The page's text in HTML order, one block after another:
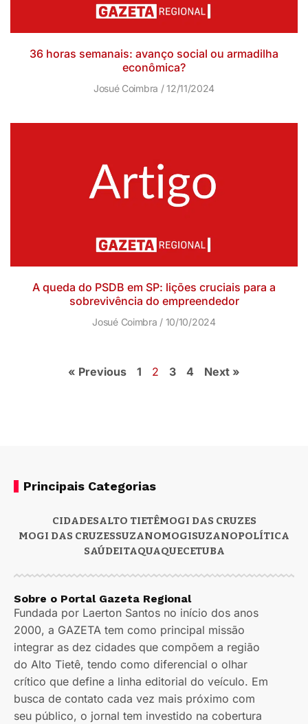
36 horas semanais: avanço social ou armadilha
econômica?
Josué Coimbra 12/11/2024
A queda do PSDB em SP: lições cruciais para a
sobrevivência do empreendedor
Josué Coimbra 10/10/2024
« Previous 1 2 3 4 Next »
Principais Categorias
CIDADESALTO TIETÊMOGI DAS CRUZES
MOGI DAS CRUZESSUZANOMOGISUZANOPOLÍTICA
SAÚDEITAQUAQUECETUBA
Sobre o Portal Gazeta Regional
Fundada por Laerton Santos no início dos anos
2000, a GAZETA tem como principal missão
integrar as dez cidades que compõem a região
do Alto Tietê, tendo como diferencial o olhar
crítico que define a linha editorial do veículo. Em
busca de contato cada vez mais próximo com
seu público, o jornal tem investido na cobertura